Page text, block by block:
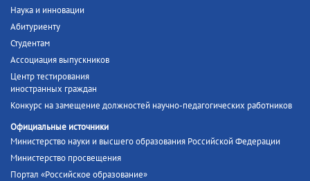
Наука и инновации
Абитуриенту
Студентам
Ассоциация выпускников
Центр тестирования
иностранных граждан
Конкурс на замещение должностей научно-педагогических работников
Официальные источники
Министерство науки и высшего образования Российской Федерации
Министерство просвещения
Портал «Российское образование»